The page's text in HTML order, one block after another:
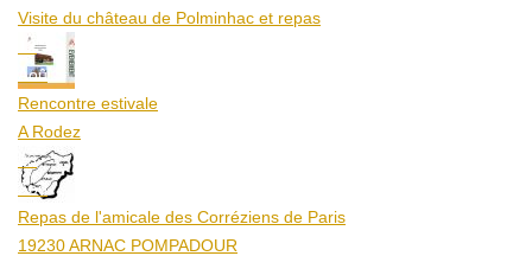
Visite du château de Polminhac et repas
12
Aoû
Rencontre estivale
A Rodez
23
Aoû
Repas de l'amicale des Corréziens de Paris
19230 ARNAC POMPADOUR